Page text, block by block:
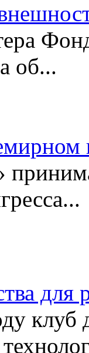
об...
для
клуб